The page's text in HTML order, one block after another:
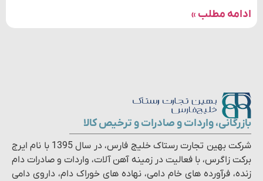
ادامه مطلب »
بازرگانی، واردات و صادرات و ترخیص کالا
شرکت بهین تجارت رستاک خلیج فارس، در سال 1395 با نام ایرج
برکت زاگرس، با فعالیت در زمینه آهن آلات، واردات و صادرات دام
زنده، فرآورده های خام دامی، نهاده های خوراک دام، داروی دامی